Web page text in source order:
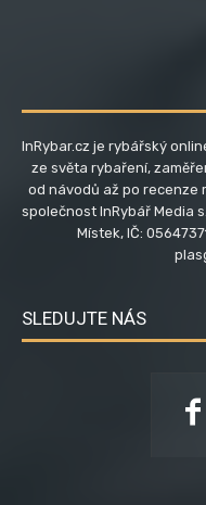
InRybar.cz je rybářský
ze světa rybaření,
od návodů až po recenze
společnost InRybář Media
Místek, IČ:
SLEDUJTE NÁS